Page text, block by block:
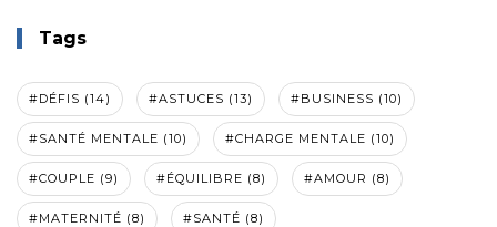
Tags
#DÉFIS (14) #ASTUCES (13) #BUSINESS (10)
#SANTÉ MENTALE (10) #CHARGE MENTALE (10)
#COUPLE (9) #ÉQUILIBRE (8) #AMOUR (8)
#MATERNITÉ (8) #SANTÉ (8)